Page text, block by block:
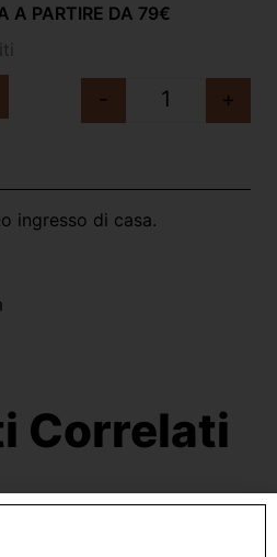
A PARTIRE DA 79€
- +
ingresso di casa.
Correlati